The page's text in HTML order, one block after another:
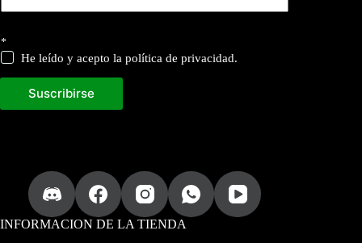
*
He leído y acepto la política de privacidad.
Suscribirse
INFORMACION DE LA TIENDA